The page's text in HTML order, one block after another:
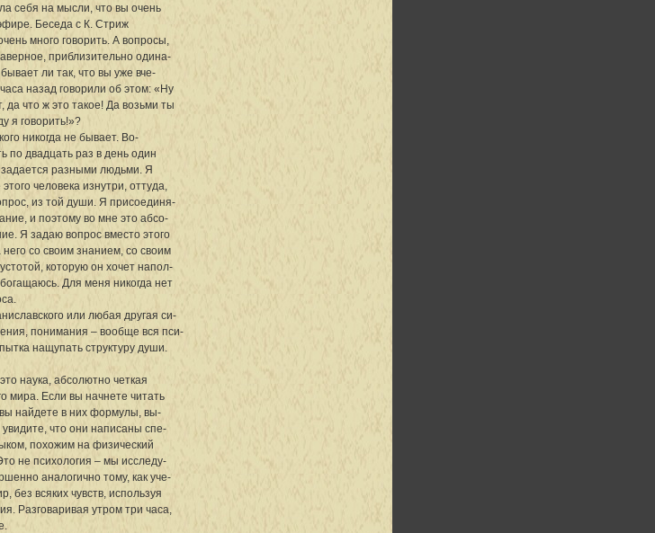
себя на мысли, что вы очень
Беседа с К. Стриж
много говорить. А вопросы,
приблизительно одина-
ли так, что вы уже вче-
назад говорили об этом: «Ну
да что ж это такое! Да возьми ты
я говорить!»?
никогда не бывает. Во-
по двадцать раз в день один
разными людьми. Я
человека изнутри, оттуда,
из той души. Я присоединя-
и поэтому во мне это абсо-
Я задаю вопрос вместо этого
со своим знанием, со своим
которую он хочет напол-
Для меня никогда нет
или любая другая си-
понимания – вообще вся пси-
нащупать структуру души.
наука, абсолютно четкая
мира. Если вы начнете читать
найдете в них формулы, вы-
что они написаны спе-
похожим на физический
не психология – мы исследу-
аналогично тому, как уче-
без всяких чувств, используя
Разговаривая утром три часа,